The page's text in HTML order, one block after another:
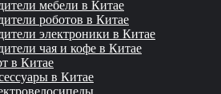
мебели в Китае
роботов в Китае
электроники в Китае
чая и кофе в Китае
в Китае
в Китае